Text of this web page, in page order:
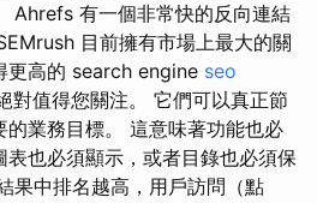
Ahrefs 有一個非常快的反向連結
目前擁有市場上最大的關
更高的 search engine seo
值得您關注。 它們可以真正節
業務目標。 這意味著功能也必
也必須顯示，或者目錄也必須保
果中排名越高，用戶訪問（點